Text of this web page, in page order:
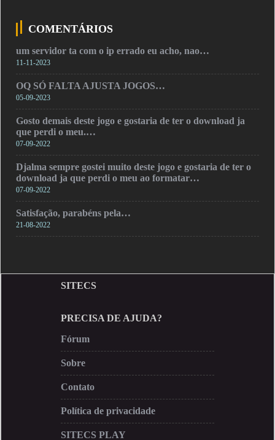
COMENTÁRIOS
um servidor ta com o ip errado eu acho, nao…
11-11-2023
OQ SÓ FALTA AJUSTA JOGOS…
05-09-2023
Gosto demais deste jogo e gostaria de ter o download ja
que perdi o meu.…
07-09-2022
Djalma sempre gostei muito deste jogo e gostaria de ter o
download ja que perdi o meu ao formatar…
07-09-2022
Satisfação, parabéns pela…
21-08-2022
SITECS
PRECISA DE AJUDA?
Fórum
Sobre
Contato
Política de privacidade
SITECS PLAY